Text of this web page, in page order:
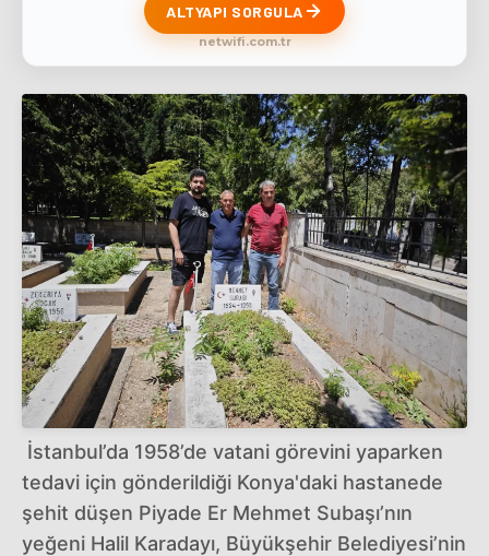
ALTYAPI SORGULA
netwifi.com.tr
İstanbul’da 1958’de vatani görevini yaparken
tedavi için gönderildiği Konya'daki hastanede
şehit düşen Piyade Er Mehmet Subaşı’nın
yeğeni Halil Karadayı, Büyükşehir Belediyesi’nin